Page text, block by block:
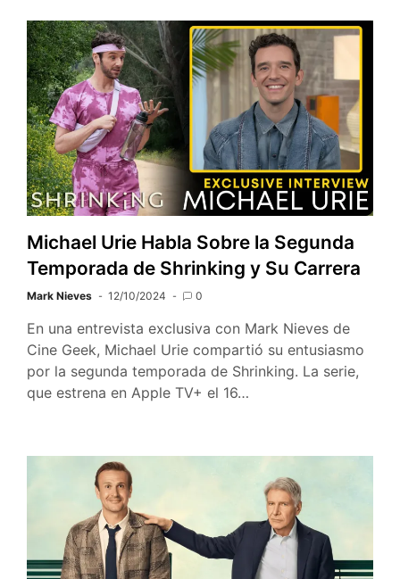
Michael Urie Habla Sobre la Segunda
Temporada de Shrinking y Su Carrera
Mark Nieves 12/10/2024 0
En una entrevista exclusiva con Mark Nieves de
Cine Geek, Michael Urie compartió su entusiasmo
por la segunda temporada de Shrinking. La serie,
que estrena en Apple TV+ el 16…